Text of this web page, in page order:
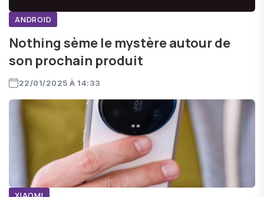
ANDROID
Nothing sème le mystère autour de
son prochain produit
22/01/2025 À 14:33